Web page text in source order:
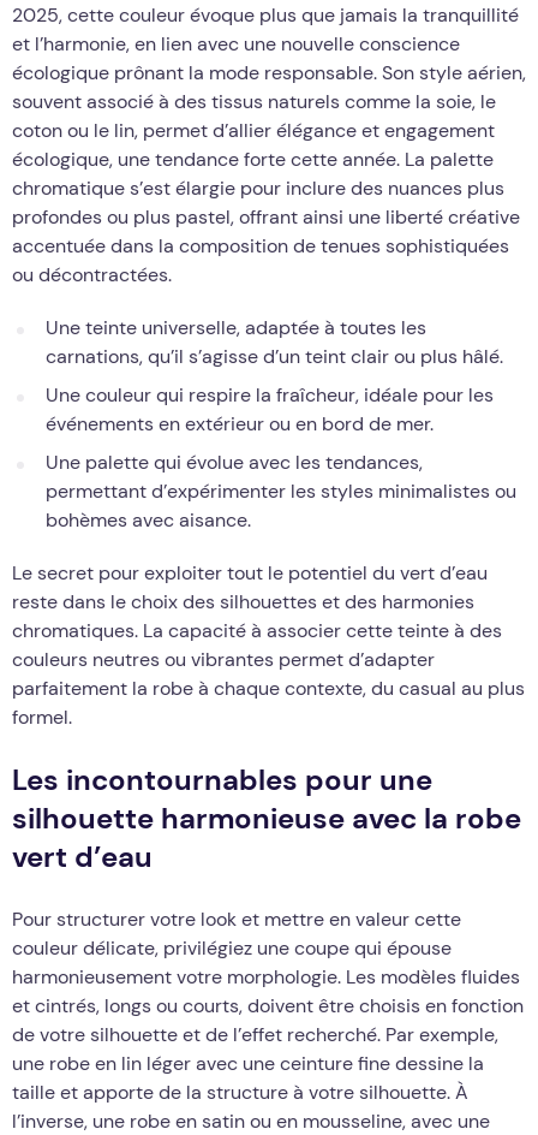
2025, cette couleur évoque plus que jamais la tranquillité
et l’harmonie, en lien avec une nouvelle conscience
écologique prônant la mode responsable. Son style aérien,
souvent associé à des tissus naturels comme la soie, le
coton ou le lin, permet d’allier élégance et engagement
écologique, une tendance forte cette année. La palette
chromatique s’est élargie pour inclure des nuances plus
profondes ou plus pastel, offrant ainsi une liberté créative
accentuée dans la composition de tenues sophistiquées
ou décontractées.
Une teinte universelle, adaptée à toutes les
carnations, qu’il s’agisse d’un teint clair ou plus hâlé.
Une couleur qui respire la fraîcheur, idéale pour les
événements en extérieur ou en bord de mer.
Une palette qui évolue avec les tendances,
permettant d’expérimenter les styles minimalistes ou
bohèmes avec aisance.
Le secret pour exploiter tout le potentiel du vert d’eau
reste dans le choix des silhouettes et des harmonies
chromatiques. La capacité à associer cette teinte à des
couleurs neutres ou vibrantes permet d’adapter
parfaitement la robe à chaque contexte, du casual au plus
formel.
Les incontournables pour une
silhouette harmonieuse avec la robe
vert d’eau
Pour structurer votre look et mettre en valeur cette
couleur délicate, privilégiez une coupe qui épouse
harmonieusement votre morphologie. Les modèles fluides
et cintrés, longs ou courts, doivent être choisis en fonction
de votre silhouette et de l’effet recherché. Par exemple,
une robe en lin léger avec une ceinture fine dessine la
taille et apporte de la structure à votre silhouette. À
l’inverse, une robe en satin ou en mousseline, avec une